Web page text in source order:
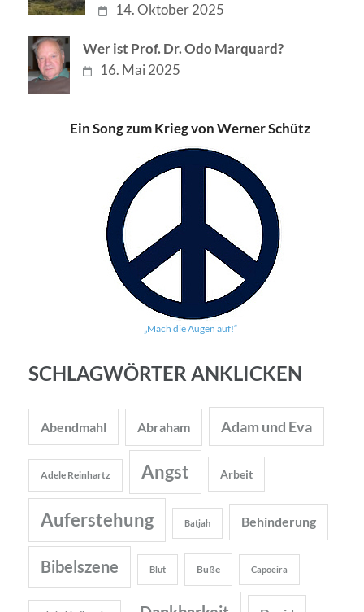
14. Oktober 2025
Wer ist Prof. Dr. Odo Marquard?
16. Mai 2025
Ein Song zum Krieg von Werner Schütz
„Mach die Augen auf!“
SCHLAGWÖRTER ANKLICKEN
Abendmahl Abraham Adam und Eva
Adele Reinhartz Angst Arbeit
Auferstehung Batjah Behinderung
Bibelszene Blut Buße Capoeira